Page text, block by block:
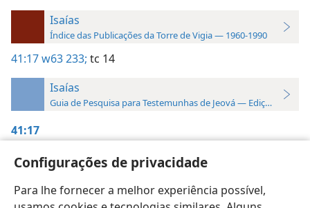
Configurações de privacidade
Para lhe fornecer a melhor experiência possível,
Isaías
Índice das Publicações da Torre de Vigia — 1960-1990
41:17w63 233; tc 14
Isaías
Guia de Pesquisa para Testemunhas de Jeová — Edição 2019
41:17
Profecia de Isaías II, pp. 25-26